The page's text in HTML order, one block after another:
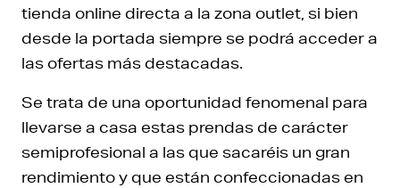
tienda online directa a la zona outlet, si bien
desde la portada siempre se podrá acceder a
las ofertas más destacadas.
Se trata de una oportunidad fenomenal para
llevarse a casa estas prendas de carácter
semiprofesional a las que sacaréis un gran
rendimiento y que están confeccionadas en